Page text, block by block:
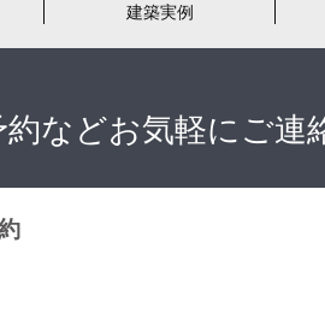
建築実例
などお気軽にご連